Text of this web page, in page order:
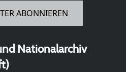
ABONNIEREN
Nationalarchiv